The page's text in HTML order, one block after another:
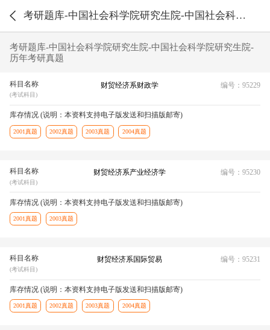
考研题库-中国社会科学院研究生院-中国社会科学院研究生院-历年考研真题
考研题库-中国社会科学院研究生院-中国社会科学院研究生院-
历年考研真题
科目名称
(考试科目)
财贸经济系财政学 编号：95229
库存情况 (说明：本资料支持电子版发送和扫描版邮寄)
2001真题 2002真题 2003真题 2004真题
科目名称
(考试科目)
财贸经济系产业经济学 编号：95230
库存情况 (说明：本资料支持电子版发送和扫描版邮寄)
2001真题 2003真题
科目名称
(考试科目)
财贸经济系国际贸易 编号：95231
库存情况 (说明：本资料支持电子版发送和扫描版邮寄)
2001真题 2002真题 2003真题 2004真题